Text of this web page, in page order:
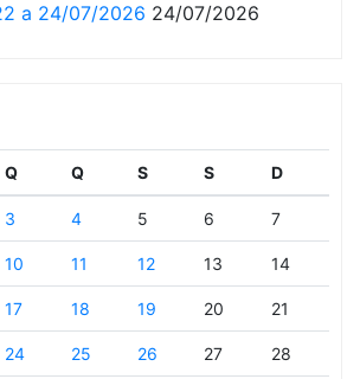
a 24/07/2026 24/07/2026
Q Q S S D
3 4 5 6 7
10 11 12 13 14
17 18 19 20 21
24 25 26 27 28